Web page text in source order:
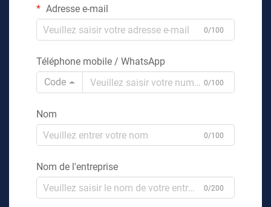
Adresse e-mail
0/100
Téléphone mobile / WhatsApp
Code
0/100
Nom
0/100
Nom de l'entreprise
0/200